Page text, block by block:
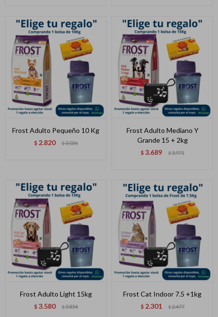
Frost Adulto Pequeño 10 Kg
$ 2.820 $3.036
Frost Adulto Mediano Y
Grande 15 + 2kg
$ 3.689 $3.971
Frost Adulto Light 15kg
$ 3.580 $3.854
Frost Cat Indoor 7.5 +1kg
$ 2.301 $2.477